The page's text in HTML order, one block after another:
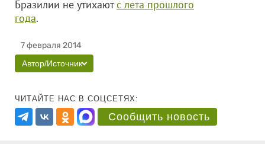
Бразилии не утихаютс лета прошлого
года.
7 февраля 2014
Автор/Источник
ЧИТАЙТЕ НАС В СОЦСЕТЯХ:
Сообщить новость